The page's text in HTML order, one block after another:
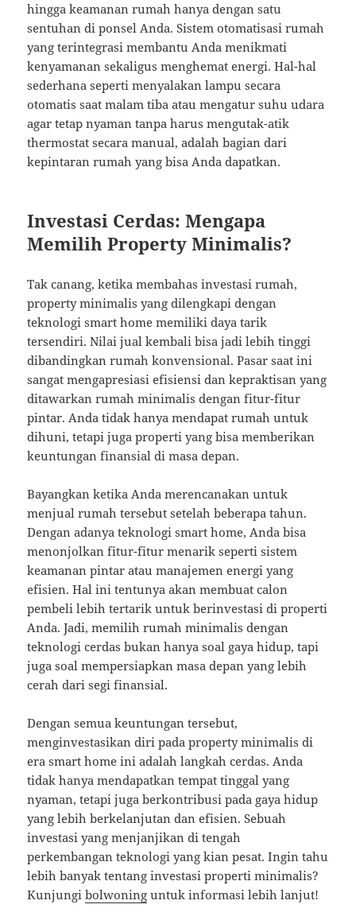
hingga keamanan rumah hanya dengan satu
sentuhan di ponsel Anda. Sistem otomatisasi rumah
yang terintegrasi membantu Anda menikmati
kenyamanan sekaligus menghemat energi. Hal-hal
sederhana seperti menyalakan lampu secara
otomatis saat malam tiba atau mengatur suhu udara
agar tetap nyaman tanpa harus mengutak-atik
thermostat secara manual, adalah bagian dari
kepintaran rumah yang bisa Anda dapatkan.
Investasi Cerdas: Mengapa
Memilih Property Minimalis?
Tak canang, ketika membahas investasi rumah,
property minimalis yang dilengkapi dengan
teknologi smart home memiliki daya tarik
tersendiri. Nilai jual kembali bisa jadi lebih tinggi
dibandingkan rumah konvensional. Pasar saat ini
sangat mengapresiasi efisiensi dan kepraktisan yang
ditawarkan rumah minimalis dengan fitur-fitur
pintar. Anda tidak hanya mendapat rumah untuk
dihuni, tetapi juga properti yang bisa memberikan
keuntungan finansial di masa depan.
Bayangkan ketika Anda merencanakan untuk
menjual rumah tersebut setelah beberapa tahun.
Dengan adanya teknologi smart home, Anda bisa
menonjolkan fitur-fitur menarik seperti sistem
keamanan pintar atau manajemen energi yang
efisien. Hal ini tentunya akan membuat calon
pembeli lebih tertarik untuk berinvestasi di properti
Anda. Jadi, memilih rumah minimalis dengan
teknologi cerdas bukan hanya soal gaya hidup, tapi
juga soal mempersiapkan masa depan yang lebih
cerah dari segi finansial.
Dengan semua keuntungan tersebut,
menginvestasikan diri pada property minimalis di
era smart home ini adalah langkah cerdas. Anda
tidak hanya mendapatkan tempat tinggal yang
nyaman, tetapi juga berkontribusi pada gaya hidup
yang lebih berkelanjutan dan efisien. Sebuah
investasi yang menjanjikan di tengah
perkembangan teknologi yang kian pesat. Ingin tahu
lebih banyak tentang investasi properti minimalis?
Kunjungibolwoning untuk informasi lebih lanjut!